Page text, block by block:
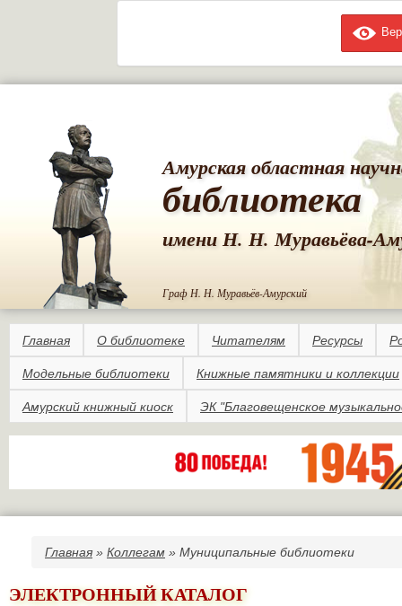
Амурская областная
библиотека
имени Н. Н. Муравьёва-
Граф Н. Н. Муравьёв-Амурский
Главная О библиотеке Читателям Ресурсы
Модельные библиотеки Книжные памятники и коллекции
Амурский книжный киоск ЭК "Благовещенское
Вы здесь
Главная » Коллегам » Муниципальные библиотеки
ЭЛЕКТРОННЫЙ КАТАЛОГ